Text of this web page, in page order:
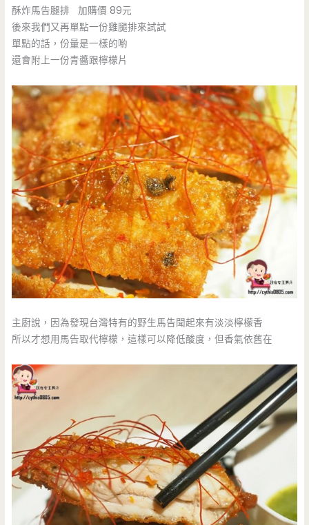
酥炸馬告腿排 加購價 89元
後來我們又再單點一份雞腿排來試試
單點的話，份量是一樣的喲
還會附上一份青醬跟檸檬片
主廚說，因為發現台灣特有的野生馬告聞起來有淡淡檸檬香
所以才想用馬告取代檸檬，這樣可以降低酸度，但香氣依舊在